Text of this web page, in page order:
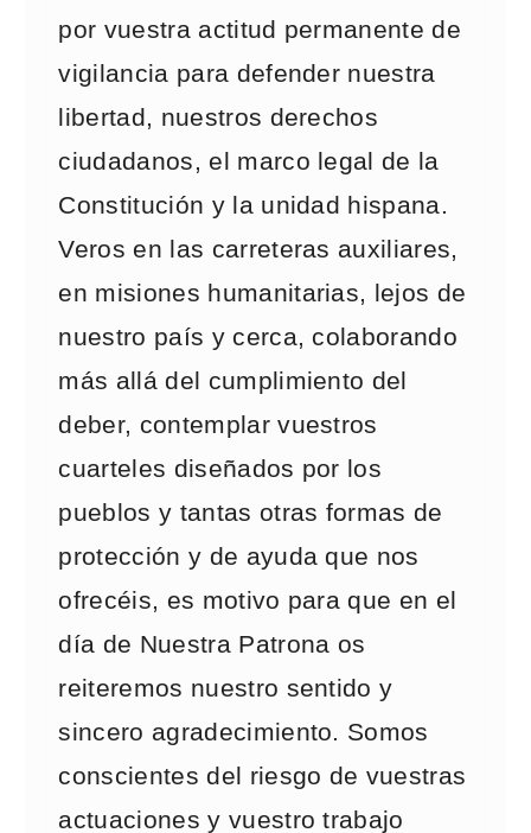
por vuestra actitud permanente de
vigilancia para defender nuestra
libertad, nuestros derechos
ciudadanos, el marco legal de la
Constitución y la unidad hispana.
Veros en las carreteras auxiliares,
en misiones humanitarias, lejos de
nuestro país y cerca, colaborando
más allá del cumplimiento del
deber, contemplar vuestros
cuarteles diseñados por los
pueblos y tantas otras formas de
protección y de ayuda que nos
ofrecéis, es motivo para que en el
día de Nuestra Patrona os
reiteremos nuestro sentido y
sincero agradecimiento. Somos
conscientes del riesgo de vuestras
actuaciones y vuestro trabajo